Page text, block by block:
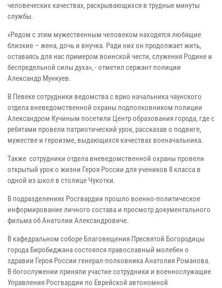
человеческих качествах, раскрывающихся в трудные минуты
службы.
«Рядом с этим мужественным человеком находятся любящие
близкие – жена, дочь и внучка. Ради них он продолжает жить,
оставаясь для нас примером воинской чести, служения Родине и
беспредельной силы духа», - отметил сержант полиции
Александр Мункуев.
В Певеке сотрудники ведомства с врио начальника чаунского
отдела вневедомственной охраны подполковником полиции
Александром Кучиным посетили Центр образования города, где с
ребятами провели патриотический урок, рассказав о подвиге,
мужестве и героизме, выдающихся качествах военачальника.
Также сотрудники отдела вневедомственной охраны провели
открытый урок о жизни Героя России для учеников 8 класса в
одной из школ в столице Чукотки.
В подразделениях Росгвардии прошло военно-политическое
информирование личного состава и просмотр документального
фильма об Анатолии Александровиче.
В кафедральном соборе Благовещения Пресвятой Богородицы
города Биробиджана состоялся православный молебен о
здравии Героя России генерал-полковника Анатолия Романова.
В богослужении приняли участие сотрудники и военнослужащие
Управления Росгвардии по Еврейской автономной